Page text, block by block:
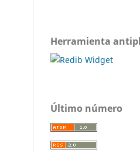
Herramienta
Último número